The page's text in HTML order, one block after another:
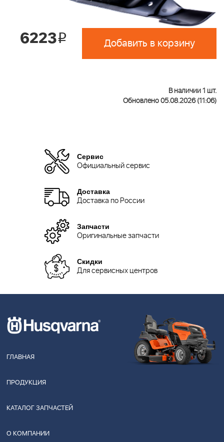
6223i Добавить в корзину
В наличии 1 шт.
Обновлено 05.08.2026 (11:06)
Сервис
Официальный сервис
Доставка
Доставка по России
Запчасти
Оригинальные запчасти
Скидки
Для сервисных центров
ГЛАВНАЯ
ПРОДУКЦИЯ
КАТАЛОГ ЗАПЧАСТЕЙ
О КОМПАНИИ